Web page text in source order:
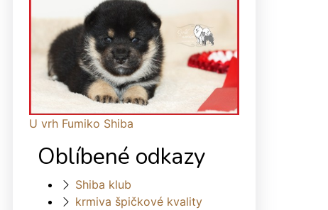
U vrh Fumiko Shiba
Oblíbené odkazy
Shiba klub
krmiva špičkové kvality